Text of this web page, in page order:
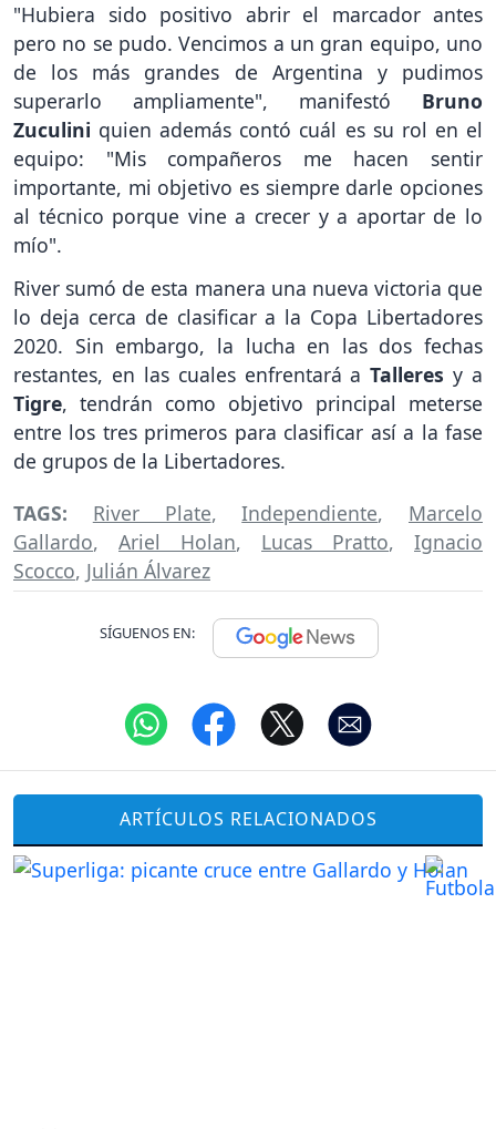
"Hubiera sido positivo abrir el marcador antes
pero no se pudo. Vencimos a un gran equipo, uno
de los más grandes de Argentina y pudimos
superarlo ampliamente", manifestó Bruno
Zuculini quien además contó cuál es su rol en el
equipo: "Mis compañeros me hacen sentir
importante, mi objetivo es siempre darle opciones
al técnico porque vine a crecer y a aportar de lo
mío".
River sumó de esta manera una nueva victoria que
lo deja cerca de clasificar a la Copa Libertadores
2020. Sin embargo, la lucha en las dos fechas
restantes, en las cuales enfrentará aTalleresy a
Tigre, tendrán como objetivo principal meterse
entre los tres primeros para clasificar así a la fase
de grupos de la Libertadores.
TAGS: River Plate,Independiente, Marcelo
Gallardo, Ariel Holan, Lucas Pratto, Ignacio
Scocco, Julián Álvarez
SÍGUENOS EN:
ARTÍCULOS RELACIONADOS